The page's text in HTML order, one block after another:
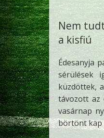
Nem
a kisfiú
Édesanyja
sérülések
küzdöttek,
távozott az
vasárnap
börtönt kap